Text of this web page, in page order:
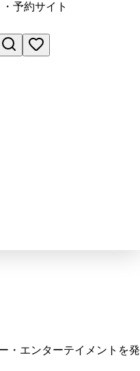
予約サイト
・エンターテイメントを発